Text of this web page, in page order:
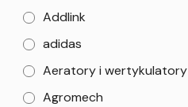
Addlink
adidas
Aeratory i wertykulatory
Agromech